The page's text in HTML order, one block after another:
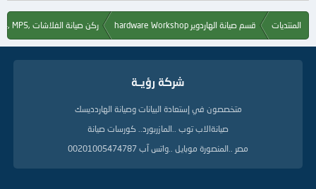
م
ا
المنتديات قسم صيانة الهاردوير hardware Workshop ركن صيانة الفلاشات ,Flash, MP3, MP4, MP5
شركة رؤيــة
متخصصون في إستعادة البيانات وصيانة الهاردديسك
صيانةالاب توب ..المازربورد.. كورسات صيانة
مصر ..المنصورة موبايل ..واتس آب 00201005474787